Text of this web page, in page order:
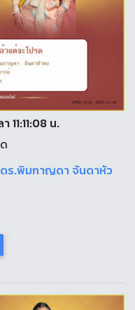
11:11:08 น.
ดร.พิมกาญดา จันดาหัว